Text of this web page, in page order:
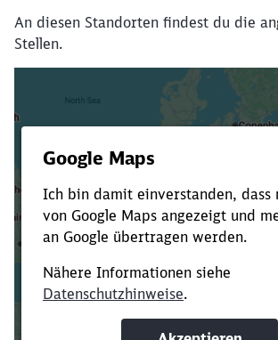
An diesen Standorten findest du die
Stellen.
Verkürze die Ladezeit, indem du
oder Filter hinzufügst.